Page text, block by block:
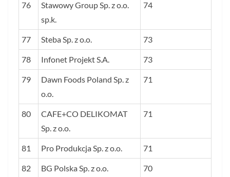
76
Stawowy Group Sp. z o.o.
sp.k.
74
77 Steba Sp. z o.o. 73
78 Infonet Projekt S.A. 73
79
Dawn Foods Poland Sp. z
o.o.
71
80
CAFE+CO DELIKOMAT
Sp. z o.o.
71
81 Pro Produkcja Sp. z o.o. 71
82 BG Polska Sp. z o.o. 70